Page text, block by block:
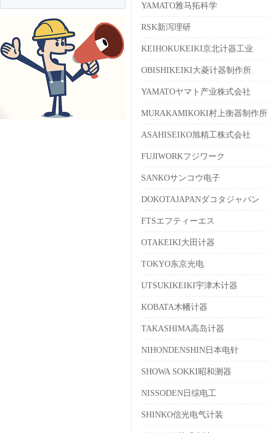
YAMATO雅马拓科学
RSK新泻理研
KEIHOKUKEIKI京北计器工业
OBISHIKEIKI大菱计器制作所
YAMATOヤマト产业株式会社
MURAKAMIKOKI村上衡器制作所
ASAHISEIKO旭精工株式会社
FUJIWORKフジワーク
SANKOサンコウ电子
DOKOTAJAPANダコタジャパン
FTSエフティーエス
OTAKEIKI大田计器
TOKYO东京光电
UTSUKIKEIKI宇津木计器
KOBATA木幡计器
TAKASHIMA高岛计器
NIHONDENSHIN日本电针
SHOWA SOKKI昭和测器
NISSODEN日综电工
SHINKO信光电气计装